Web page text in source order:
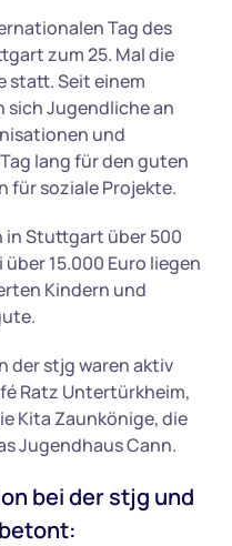
Tag des
zum 25. Mal die
statt. Seit einem
Jugendliche an
und
lang für den guten
für soziale Projekte.
in Stuttgart über 500
15.000 Euro liegen
Kindern und
der stjg waren aktiv
Ratz Untertürkheim,
Kita Zaunkönige, die
Jugendhaus Cann.
bei der stjg und